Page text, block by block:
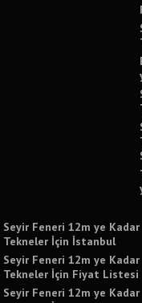
Seyir Feneri 12m ye Kadar
Tekneler İçin İstanbul
Seyir Feneri 12m ye Kadar
Tekneler İçin Fiyat Listesi
Seyir Feneri 12m ye Kadar